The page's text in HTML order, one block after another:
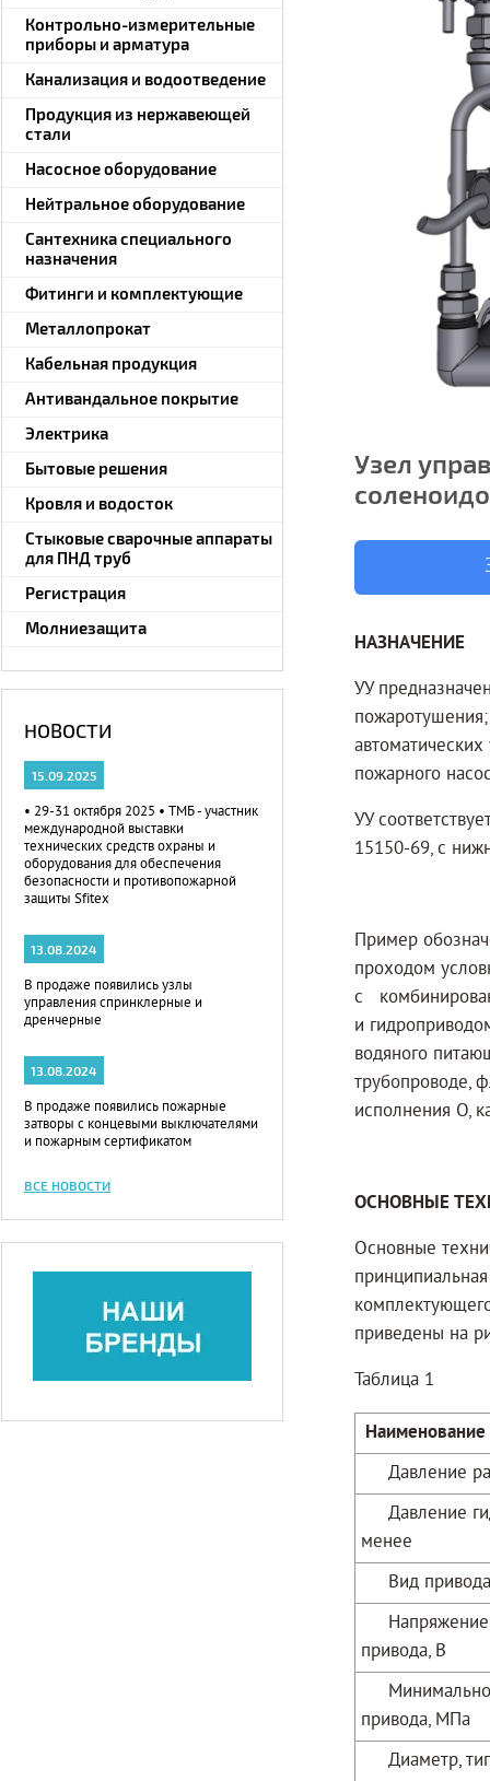
Узел
НАЗНАЧЕНИЕ
УУ
пожарного
УУ
15150-69, с
Пример
проходом
с
и
водяного
трубопроводе,
исполнения О,
ОСНОВНЫЕ
Основные
приведены на
Таблица 1
Наименование
Давление
Давление
менее
Вид привода
Напряжение
привода, В
Минимальное
привода, МПа
Диаметр,
Контрольно-измерительные
приборы и арматура
Канализация и водоотведение
Продукция из нержавеющей
стали
Насосное оборудование
Нейтральное оборудование
Сантехника специального
назначения
Фитинги и комплектующие
Металлопрокат
Кабельная продукция
Антивандальное покрытие
Электрика
Бытовые решения
Кровля и водосток
Стыковые сварочные аппараты
для ПНД труб
Регистрация
Молниезащита
НОВОСТИ
15.09.2025
• 29-31 октября 2025 • ТМБ - участник
международной выставки
технических средств охраны и
оборудования для обеспечения
безопасности и противопожарной
защиты Sfitex
13.08.2024
В продаже появились узлы
управления спринклерные и
дренчерные
13.08.2024
В продаже появились пожарные
затворы с концевыми выключателями
и пожарным сертификатом
ВСЕ НОВОСТИ